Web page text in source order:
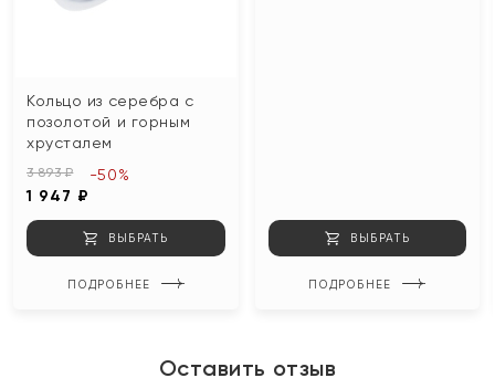
Кольцо из серебра с
позолотой и горным
хрусталем
3 893 ₽
1 947 ₽
-50%
ВЫБРАТЬ
ПОДРОБНЕЕ
ВЫБРАТЬ
ПОДРОБНЕЕ
Оставить отзыв